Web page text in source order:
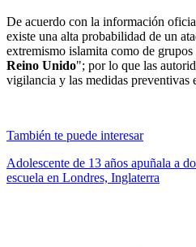
De acuerdo con la información
existe una alta probabilidad de un
extremismo islamita como de grupos
Reino Unido"; por lo que las
vigilancia y las medidas preventivas
También te puede interesar
Adolescente de 13 años apuñala a
escuela en Londres, Inglaterra